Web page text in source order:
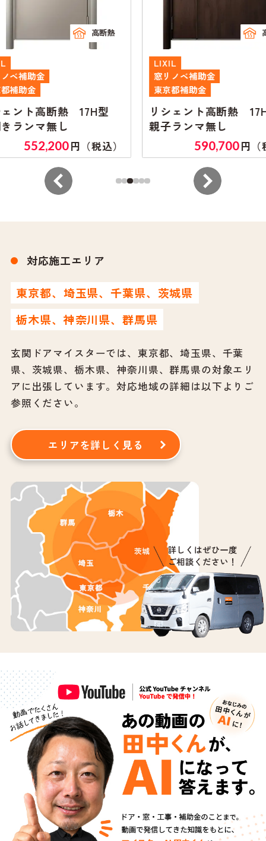
熱 17H型
円（税込）
窓リノベ補助金
リシェント高断熱 17H型
親子ランマ無し
円（税込）
対応施工エリア
東京都、埼玉県、千葉県、茨城県
栃木県、神奈川県、群馬県
玄関ドアマイスターでは、東京都、埼玉県、千葉
県、茨城県、栃木県、神奈川県、群馬県の対象エリ
アに出張しています。対応地域の詳細は以下よりご
参照ください。
エリアを詳しく見る